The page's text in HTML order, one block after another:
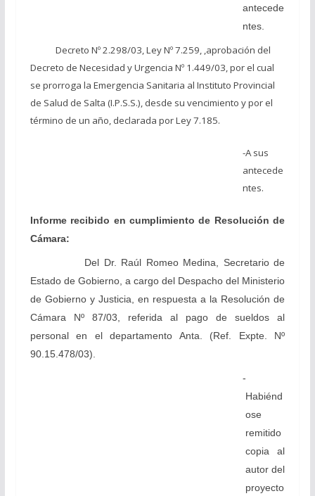
antecede
ntes.
Decreto Nº 2.298/03, Ley Nº 7.259, ,aprobación del
Decreto de Necesidad y Urgencia Nº 1.449/03, por el cual
se prorroga la Emergencia Sanitaria al Instituto Provincial
de Salud de Salta (I.P.S.S.), desde su vencimiento y por el
término de un año, declarada por Ley 7.185.
-A sus
antecede
ntes.
Informe recibido en cumplimiento de Resolución de
Cámara:
Del Dr. Raúl Romeo Medina, Secretario de
Estado de Gobierno, a cargo del Despacho del Ministerio
de Gobierno y Justicia, en respuesta a la Resolución de
Cámara Nº 87/03, referida al pago de sueldos al
personal en el departamento Anta. (Ref. Expte. Nº
90.15.478/03).
-
Habiénd
ose
remitido
copia al
autor del
proyecto